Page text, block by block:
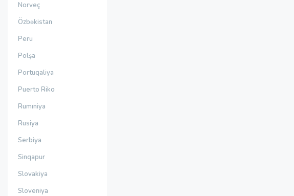
Norveç
Özbəkistan
Peru
Polşa
Portuqaliya
Puerto Riko
Rumıniya
Rusiya
Serbiya
Sinqapur
Slovakiya
Sloveniya